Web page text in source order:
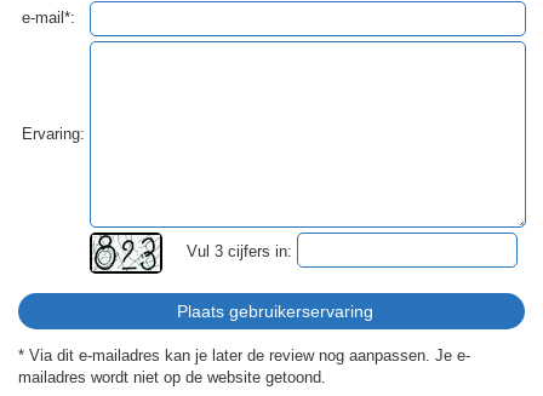
e-mail*:
Ervaring:
Vul 3 cijfers in:
* Via dit e-mailadres kan je later de review nog aanpassen. Je e-
mailadres wordt niet op de website getoond.